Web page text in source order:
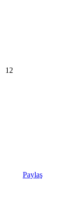
12
Paylaş